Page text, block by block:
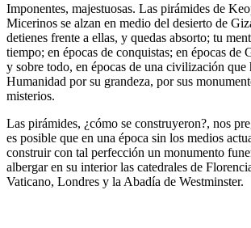
Imponentes, majestuosas. Las pirámides de
Micerinos se alzan en medio del desierto de
detienes frente a ellas, y quedas absorto; tu
tiempo; en épocas de conquistas; en épocas
y sobre todo, en épocas de una civilización que
Humanidad por su grandeza, por sus
misterios.
Las pirámides, ¿cómo se construyeron?, nos
es posible que en una época sin los medios
construir con tal perfección un monumento
albergar en su interior las catedrales de
Vaticano, Londres y la Abadía de Westminster.